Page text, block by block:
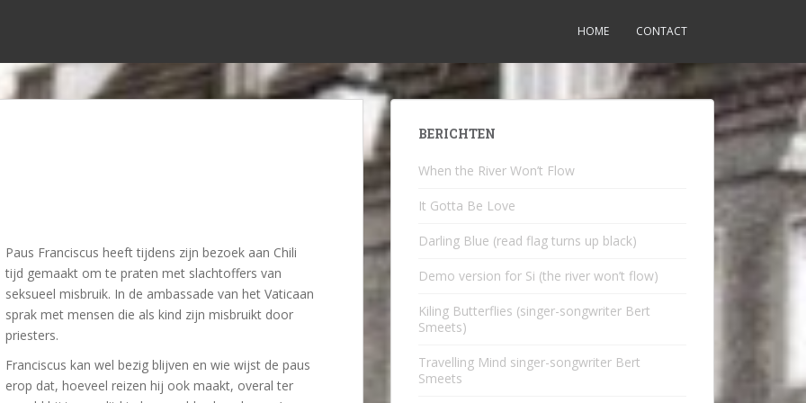
HOME CONTACT
Paus Franciscus heeft tijdens zijn bezoek aan Chili
tijd gemaakt om te praten met slachtoffers van
seksueel misbruik. In de ambassade van het Vaticaan
sprak met mensen die als kind zijn misbruikt door
priesters.
Franciscus kan wel bezig blijven en wie wijst de paus
erop dat, hoeveel reizen hij ook maakt, overal ter
BERICHTEN
When the River Won’t Flow
It Gotta Be Love
Darling Blue (read flag turns up black)
Demo version for Si (the river won’t flow)
Kiling Butterflies (singer-songwriter Bert
Smeets)
Travelling Mind singer-songwriter Bert
Smeets